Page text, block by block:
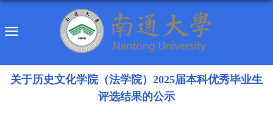
关于历史文化学院（法学院）2025届本科优秀毕业生
评选结果的公示